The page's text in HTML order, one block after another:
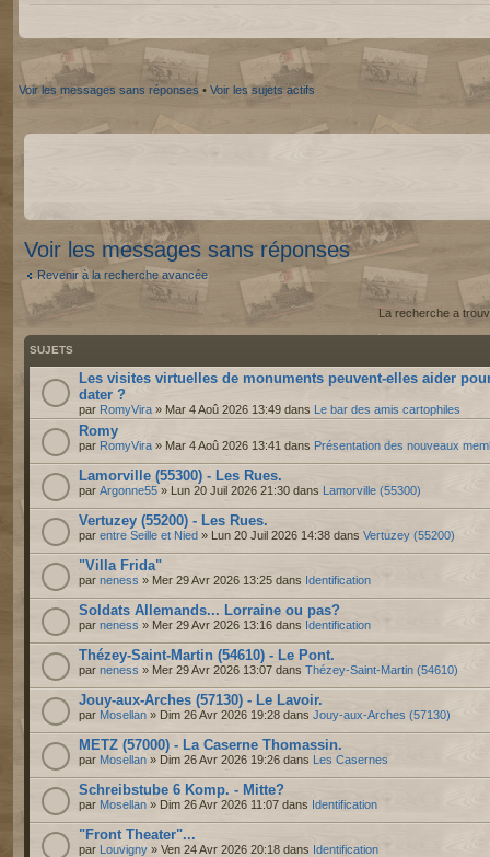
Voir les messages sans réponses • Voir les sujets actifs
Voir les messages sans réponses
Revenir à la recherche avancée
La recherche a
SUJETS
Les visites virtuelles de monuments peuvent-elles aider
dater ?
par RomyVira » Mar 4 Aoû 2026 13:49 dans Le bar des amis cartophiles
Romy
par RomyVira » Mar 4 Aoû 2026 13:41 dans Présentation des nouveaux
Lamorville (55300) - Les Rues.
par Argonne55 » Lun 20 Juil 2026 21:30 dans Lamorville (55300)
Vertuzey (55200) - Les Rues.
par entre Seille et Nied » Lun 20 Juil 2026 14:38 dans Vertuzey (55200)
"Villa Frida"
par neness » Mer 29 Avr 2026 13:25 dans Identification
Soldats Allemands... Lorraine ou pas?
par neness » Mer 29 Avr 2026 13:16 dans Identification
Thézey-Saint-Martin (54610) - Le Pont.
par neness » Mer 29 Avr 2026 13:07 dans Thézey-Saint-Martin (54610)
Jouy-aux-Arches (57130) - Le Lavoir.
par Mosellan » Dim 26 Avr 2026 19:28 dans Jouy-aux-Arches (57130)
METZ (57000) - La Caserne Thomassin.
par Mosellan » Dim 26 Avr 2026 19:26 dans Les Casernes
Schreibstube 6 Komp. - Mitte?
par Mosellan » Dim 26 Avr 2026 11:07 dans Identification
"Front Theater"...
par Louvigny » Ven 24 Avr 2026 20:18 dans Identification